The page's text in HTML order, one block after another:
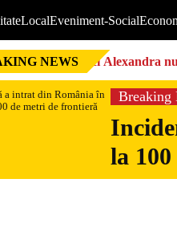
LocalEveniment-Social
NEWS Nici Alexandra
Breaking
la